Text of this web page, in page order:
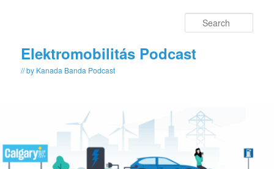
Elektromobilitás Podcast
// by Kanada Banda Podcast